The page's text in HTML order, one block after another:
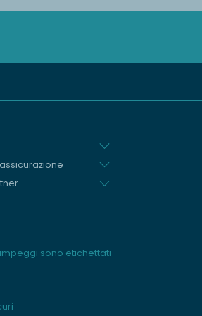
sono etichettati